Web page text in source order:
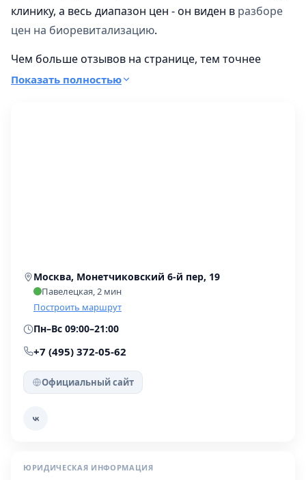
клинику, а весь диапазон цен - он виден в разборе
цен на биоревитализацию.
Чем больше отзывов на странице, тем точнее
картина для будущих пациентов. Если вы здесь
Показать полностью
Москва, Монетчиковский 6-й пер, 19
Павелецкая, 2 мин
Построить маршрут
Пн–Вс 09:00–21:00
+7 (495) 372-05-62
Официальный сайт
ЮРИДИЧЕСКАЯ ИНФОРМАЦИЯ